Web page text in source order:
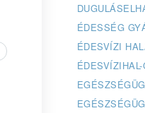
ÉDESSÉG
ÉDESVÍZI